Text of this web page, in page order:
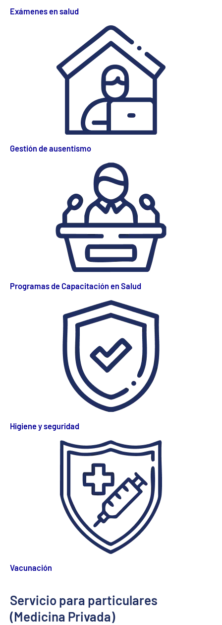
Exámenes en salud
Gestión de ausentismo
Programas de Capacitación en Salud
Higiene y seguridad
Vacunación
Servicio para particulares
(Medicina Privada)